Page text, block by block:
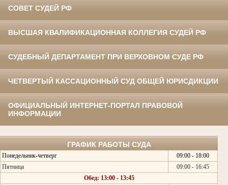
СОВЕТ СУДЕЙ РФ
ВЫСШАЯ КВАЛИФИКАЦИОННАЯ КОЛЛЕГИЯ СУДЕЙ РФ
СУДЕБНЫЙ ДЕПАРТАМЕНТ ПРИ ВЕРХОВНОМ СУДЕ РФ
ЧЕТВЕРТЫЙ КАССАЦИОННЫЙ СУД ОБЩЕЙ ЮРИСДИКЦИИ
ОФИЦИАЛЬНЫЙ ИНТЕРНЕТ-ПОРТАЛ ПРАВОВОЙ
ИНФОРМАЦИИ
ГРАФИК РАБОТЫ СУДА
Понедельник-четверг
09:00 - 18:00
Пятница
09:00 - 16:45
Обед: 13:00 - 13:45